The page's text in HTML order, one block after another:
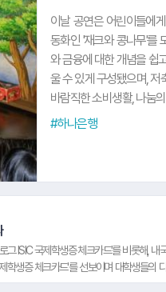
이날 공연은 어린이들에
동화인 '재크와 콩나무'를
와 금융에 대한 개념을 쉽
울 수 있게 구성됐으며, 저
바람직한 소비생활, 나눔
지컬 형식으로 풀어냈다.
맞은 어린이들이 뮤지컬
마련했다"며, "하나은행
어 갈 주역인 어린이들의
#하나은행
ISIC 국제학생증 체크카드'를 비롯해, 내
학생증 체크카드'를 선보이며 대학생들의
국내 은행 중 유일하게 외국인 유학생을 위